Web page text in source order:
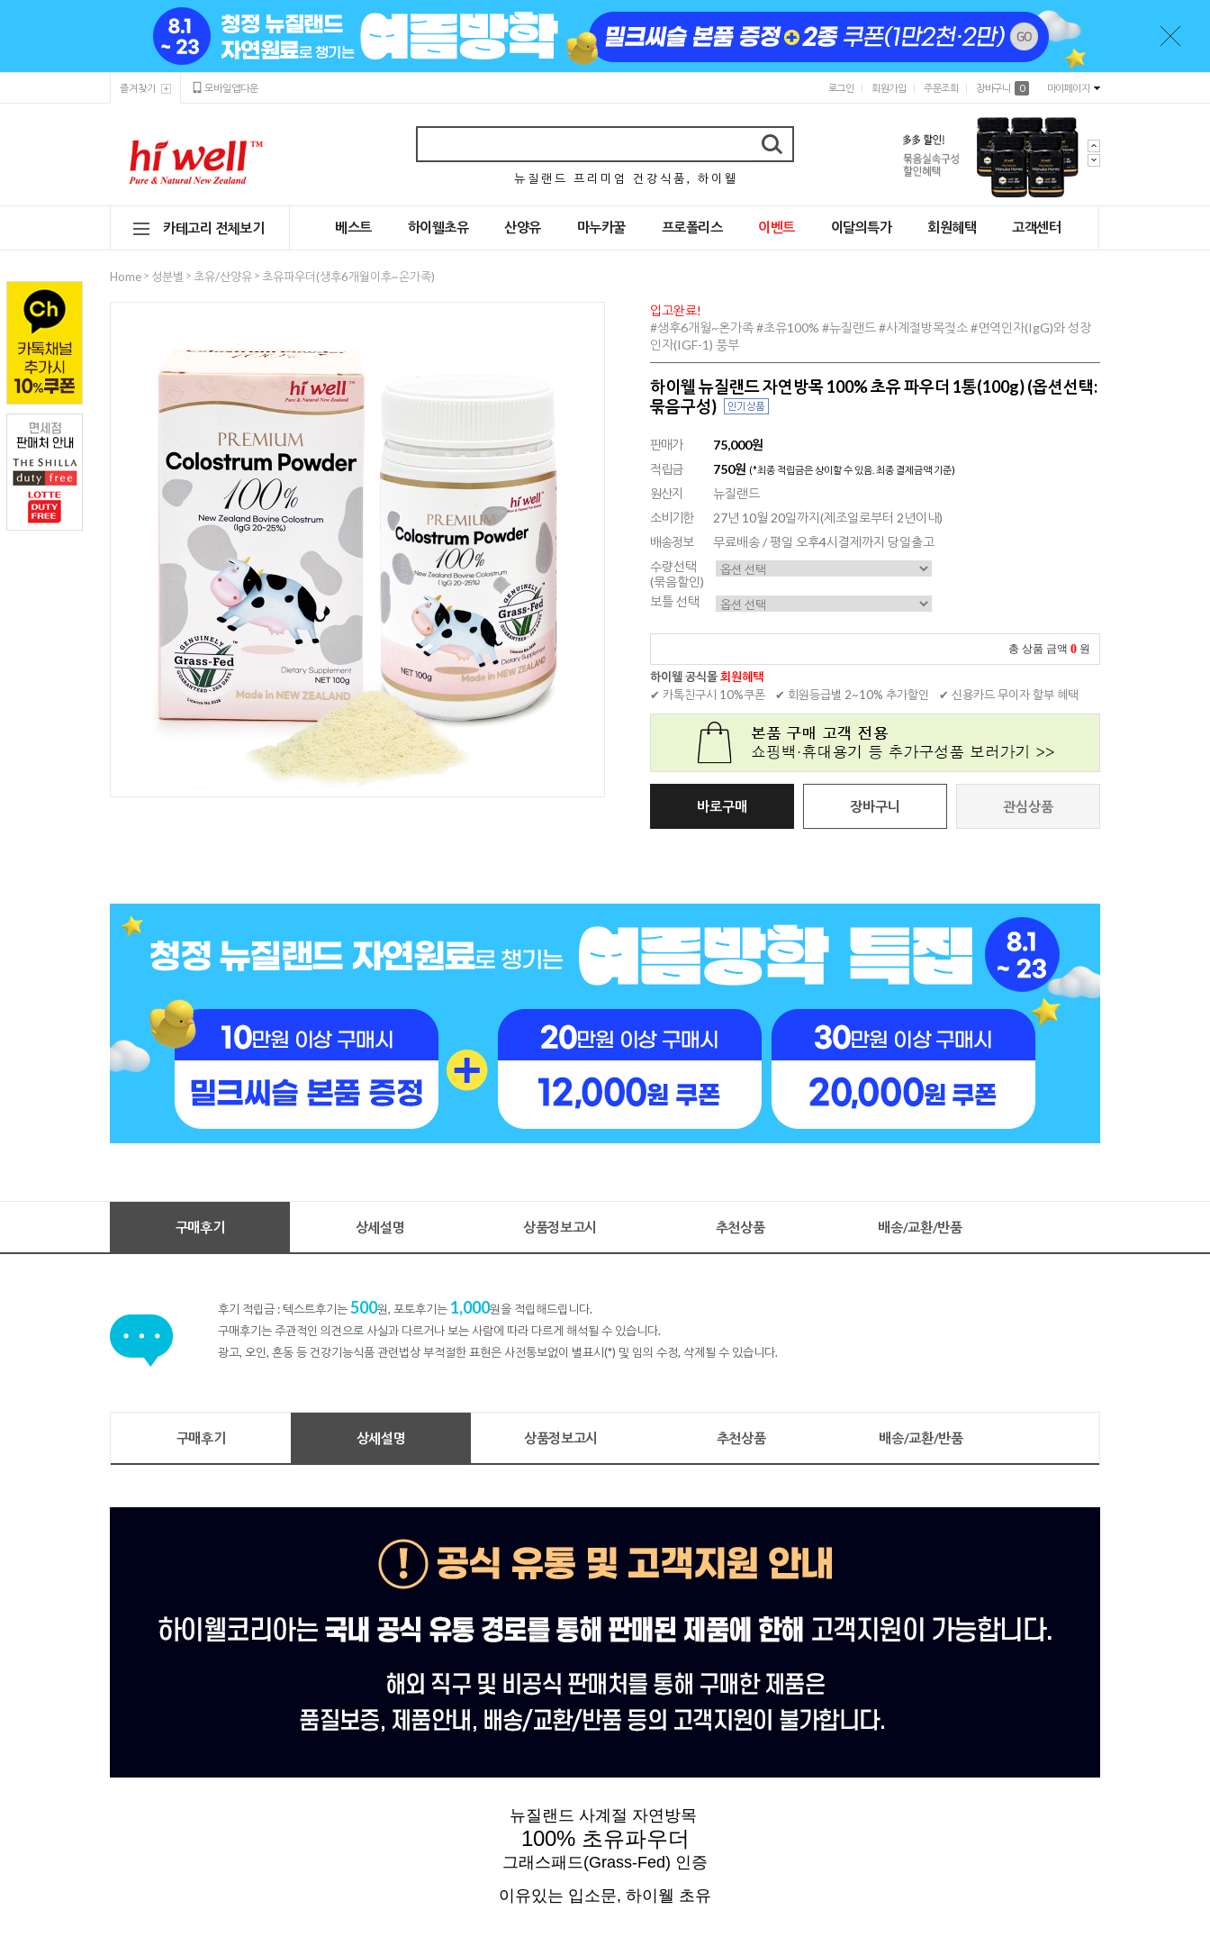
즐겨찾기 모바일앱다운 로그인 회원가입 주문조회 장바구니 0 마이페이지
뉴 질 랜 드 프 리 미 엄 건 강 식 품 , 하 이 웰
카테고리 전체보기 베스트 하이웰초유 산양유 마누카꿀 프로폴리스 이벤트 이달의특가 회원혜택 고객센터
Home > 성분별 > 초유/산양유 > 초유파우더(생후6개월이후~온가족)
입고완료!
#생후6개월~온가족 #초유100% #뉴질랜드 #사계절방목젖소 #면역인자(IgG)와 성장
인자(IGF-1) 풍부
하이웰 뉴질랜드 자연방목 100% 초유 파우더 1통(100g) (옵션선택:
묶음구성)
판매가
75,000원
적립금
750원 (*최종 적립금은 상이할 수 있음. 최종 결제금액 기준)
원산지
뉴질랜드
소비기한
27년 10월 20일까지(제조일로부터 2년이내)
배송정보
무료배송 / 평일 오후4시결제까지 당일출고
수량선택
(묶음할인)
보틀 선택
총 상품 금액 0 원
하이웰 공식몰회원혜택
✔ 카톡친구시 10%쿠폰
✔ 회원등급별 2~10% 추가할인 ✔ 신용카드 무이자 할부 혜택
바로구매 장바구니 관심상품
구매후기 상세설명 상품정보고시 추천상품 배송/교환/반품
후기 적립금 : 텍스트후기는500원, 포토후기는 1,000원을 적립해드립니다.
구매후기는 주관적인 의견으로 사실과 다르거나 보는 사람에 따라 다르게 해석될 수 있습니다.
광고, 오인, 혼동 등 건강기능식품 관련법상 부적절한 표현은 사전통보없이 별표시(*) 및 임의 수정, 삭제될 수 있습니다.
구매후기 상세설명 상품정보고시 추천상품 배송/교환/반품
뉴질랜드 사계절 자연방목
100% 초유파우더
그래스패드(Grass-Fed) 인증
이유있는 입소문, 하이웰 초유